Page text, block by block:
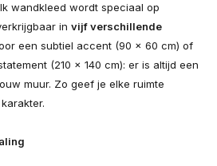
wandkleed wordt speciaal op
in vijf verschillende
een subtiel accent (90 × 60 cm) of
(210 × 140 cm): er is altijd een
muur. Zo geef je elke ruimte